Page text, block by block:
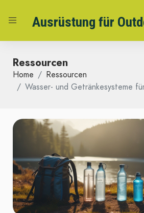
Ausrüstung für
Ressourcen
Home
Ressourcen
Wasser- und Getränkesysteme